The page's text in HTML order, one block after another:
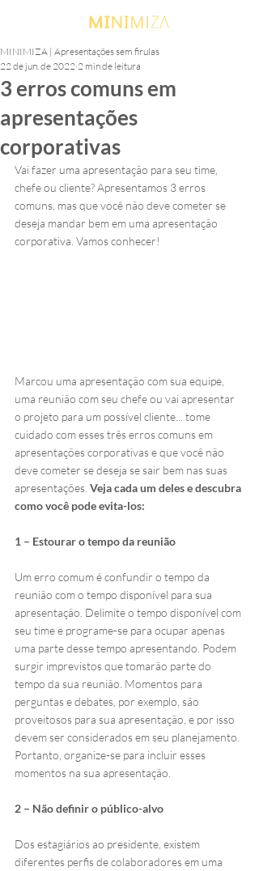
3 erros comuns em
apresentações
corporativas
MINIMIZA | Apresentações sem firulas
22 de jun. de 2022 2 min de leitura
Vai fazer uma apresentação para seu time,
chefe ou cliente? Apresentamos 3 erros
comuns, mas que você não deve cometer se
deseja mandar bem em uma apresentação
corporativa. Vamos conhecer!
Marcou uma apresentação com sua equipe,
uma reunião com seu chefe ou vai apresentar
o projeto para um possível cliente... tome
cuidado com esses três erros comuns em
apresentações corporativas e que você não
deve cometer se deseja se sair bem nas suas
apresentações. Veja cada um deles e descubra
como você pode evita-los:
1 – Estourar o tempo da reunião
Um erro comum é confundir o tempo da
reunião com o tempo disponível para sua
apresentação. Delimite o tempo disponível com
seu time e programe-se para ocupar apenas
uma parte desse tempo apresentando. Podem
surgir imprevistos que tomarão parte do
tempo da sua reunião. Momentos para
perguntas e debates, por exemplo, são
proveitosos para sua apresentação, e por isso
devem ser considerados em seu planejamento.
Portanto, organize-se para incluir esses
momentos na sua apresentação.
2 – Não definir o público-alvo
Dos estagiários ao presidente, existem
diferentes perfis de colaboradores em uma